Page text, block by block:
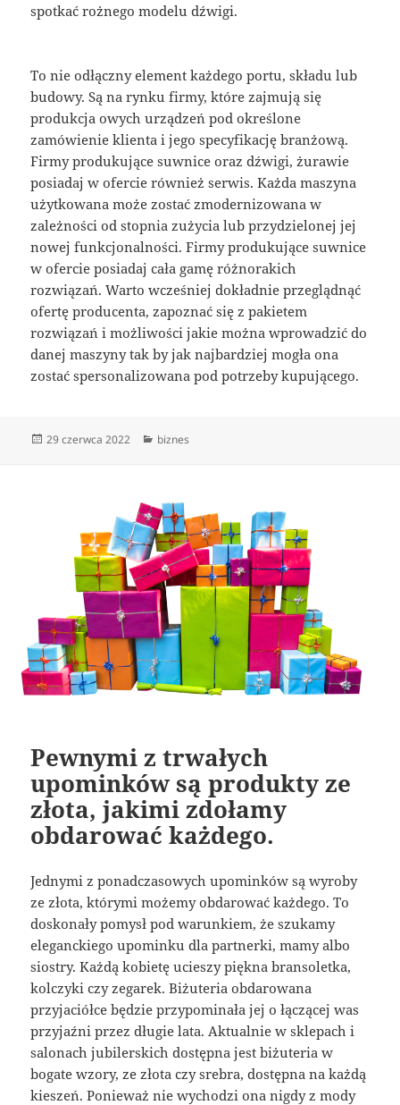
spotkać rożnego modelu dźwigi.
To nie odłączny element każdego portu, składu lub
budowy. Są na rynku firmy, które zajmują się
produkcja owych urządzeń pod określone
zamówienie klienta i jego specyfikację branżową.
Firmy produkujące suwnice oraz dźwigi, żurawie
posiadaj w ofercie również serwis. Każda maszyna
użytkowana może zostać zmodernizowana w
zależności od stopnia zużycia lub przydzielonej jej
nowej funkcjonalności. Firmy produkujące suwnice
w ofercie posiadaj cała gamę różnorakich
rozwiązań. Warto wcześniej dokładnie przeglądnąć
ofertę producenta, zapoznać się z pakietem
rozwiązań i możliwości jakie można wprowadzić do
danej maszyny tak by jak najbardziej mogła ona
zostać spersonalizowana pod potrzeby kupującego.
Data
29 czerwca 2022 Kategorie
biznes
Pewnymi z trwałych
upominków są produkty ze
złota, jakimi zdołamy
obdarować każdego.
Jednymi z ponadczasowych upominków są wyroby
ze złota, którymi możemy obdarować każdego. To
doskonały pomysł pod warunkiem, że szukamy
eleganckiego upominku dla partnerki, mamy albo
siostry. Każdą kobietę ucieszy piękna bransoletka,
kolczyki czy zegarek. Biżuteria obdarowana
przyjaciółce będzie przypominała jej o łączącej was
przyjaźni przez długie lata. Aktualnie w sklepach i
salonach jubilerskich dostępna jest biżuteria w
bogate wzory, ze złota czy srebra, dostępna na każdą
kieszeń. Ponieważ nie wychodzi ona nigdy z mody